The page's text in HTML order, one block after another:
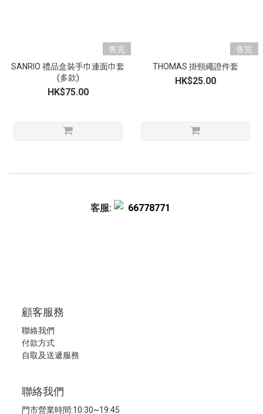
售完
SANRIO 禮品盒裝手巾連面巾套
(多款)
HK$75.00
售完
THOMAS 掛頸繩證件套
HK$25.00
客服: 66778771
顧客服務
聯絡我們
付款方式
自取及送遞服務
聯絡我們
門市營業時間:10:30~19:45